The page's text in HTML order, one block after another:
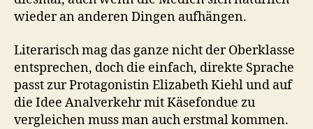
wieder an anderen Dingen aufhängen.
Literarisch mag das ganze nicht der Oberklasse
entsprechen, doch die einfach, direkte Sprache
passt zur Protagonistin Elizabeth Kiehl und auf
die Idee Analverkehr mit Käsefondue zu
vergleichen muss man auch erstmal kommen.